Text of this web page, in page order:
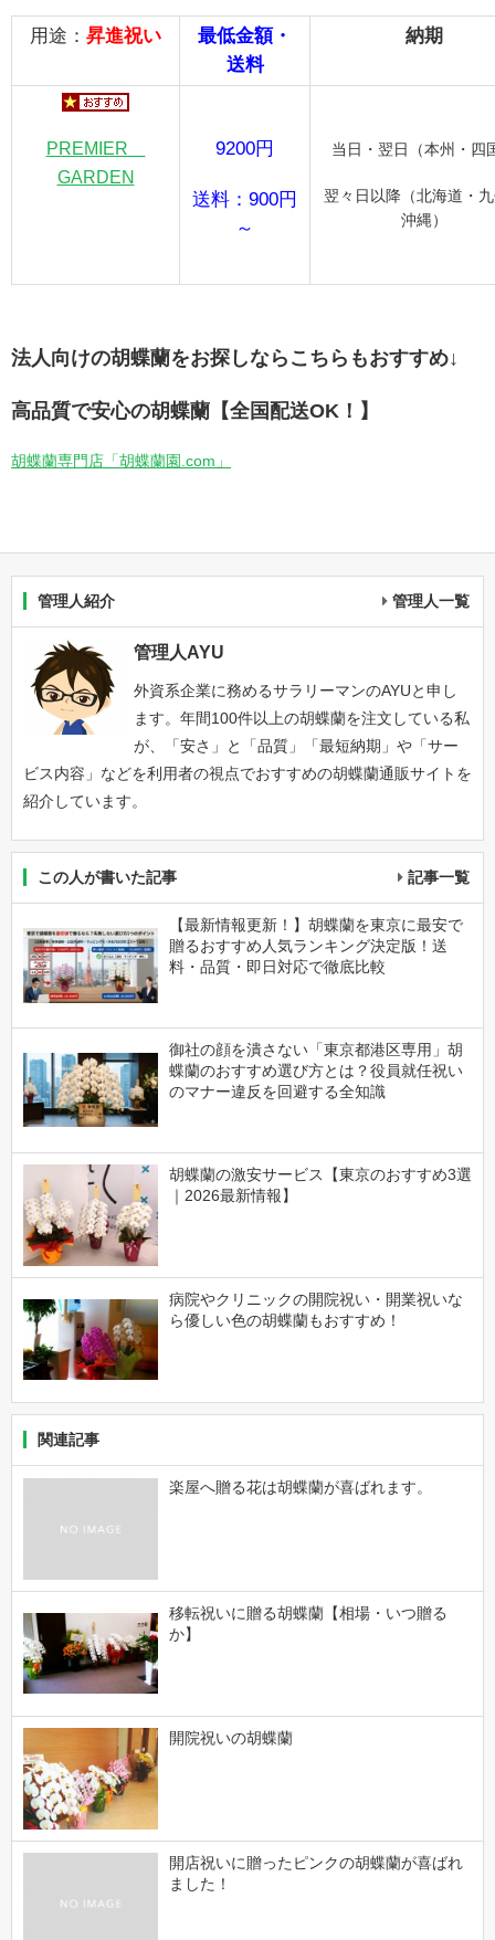
用途： 昇進祝い
最低金額・
送料
納期
PREMIER
GARDEN
9200円
送料：900円
～
当日・翌日（本州・四
翌々日以降（北海道・
沖縄）
法人向けの胡蝶蘭をお探しならこちらもおすすめ↓
高品質で安心の胡蝶蘭【全国配送OK！】
胡蝶蘭専門店「胡蝶蘭園.com」
管理人紹介 管理人一覧
管理人AYU
外資系企業に務めるサラリーマンのAYUと申し
ます。年間100件以上の胡蝶蘭を注文している私
が、「安さ」と「品質」「最短納期」や「サー
ビス内容」などを利用者の視点でおすすめの胡蝶蘭通販サイトを
紹介しています。
この人が書いた記事 記事一覧
【最新情報更新！】胡蝶蘭を東京に最安で
贈るおすすめ人気ランキング決定版！送
料・品質・即日対応で徹底比較
御社の顔を潰さない「東京都港区専用」胡
蝶蘭のおすすめ選び方とは？役員就任祝い
のマナー違反を回避する全知識
胡蝶蘭の激安サービス【東京のおすすめ3選
｜2026最新情報】
病院やクリニックの開院祝い・開業祝いな
ら優しい色の胡蝶蘭もおすすめ！
関連記事
楽屋へ贈る花は胡蝶蘭が喜ばれます。
移転祝いに贈る胡蝶蘭【相場・いつ贈る
か】
開院祝いの胡蝶蘭
開店祝いに贈ったピンクの胡蝶蘭が喜ばれ
ました！